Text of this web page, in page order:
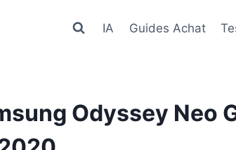
IA Guides Achat
Odyssey Neo